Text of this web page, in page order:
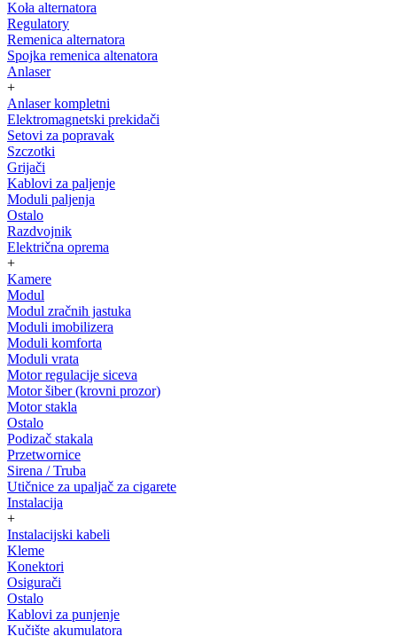
Koła alternatora
Regulatory
Remenica alternatora
Spojka remenica altenatora
Anlaser
+
Anlaser kompletni
Elektromagnetski prekidači
Setovi za popravak
Szczotki
Grijači
Kablovi za paljenje
Moduli paljenja
Ostalo
Razdvojnik
Električna oprema
+
Kamere
Modul
Modul zračnih jastuka
Moduli imobilizera
Moduli komforta
Moduli vrata
Motor regulacije siceva
Motor šiber (krovni prozor)
Motor stakla
Ostalo
Podizač stakala
Przetwornice
Sirena / Truba
Utičnice za upaljač za cigarete
Instalacija
+
Instalacijski kabeli
Kleme
Konektori
Osigurači
Ostalo
Kablovi za punjenje
Kučište akumulatora